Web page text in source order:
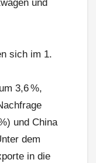
und
sich im 1.
3,6 %,
und China
dem
in die